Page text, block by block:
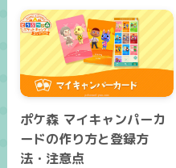
ポケ森 マイキャンパーカ
ードの作り方と登録方
法・注意点